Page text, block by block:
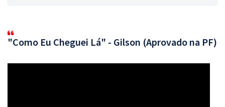
"Como Eu Cheguei Lá" - Gilson (Aprovado na PF)